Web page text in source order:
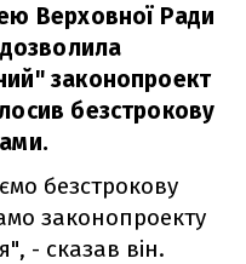
Верховної Ради
законопроект
безстрокову
безстрокову
законопроекту
- сказав він.